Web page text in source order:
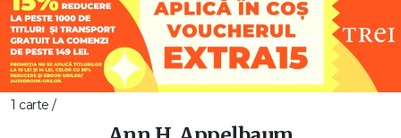
1 carte /